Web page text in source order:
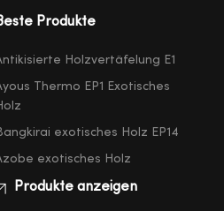
Produkte
Holzvertäfelung E1
Thermo EP1 Exotisches
exotisches Holz EP14
exotisches Holz
Produkte anzeigen